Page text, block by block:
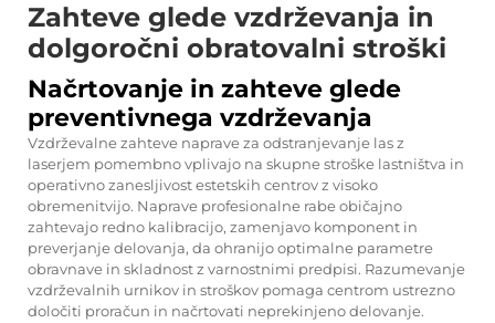
Zahteve glede vzdrževanja in
dolgoročni obratovalni stroški
Načrtovanje in zahteve glede
preventivnega vzdrževanja
Vzdrževalne zahteve naprave za odstranjevanje las z
laserjem pomembno vplivajo na skupne stroške lastništva in
operativno zanesljivost estetskih centrov z visoko
obremenitvijo. Naprave profesionalne rabe običajno
zahtevajo redno kalibracijo, zamenjavo komponent in
preverjanje delovanja, da ohranijo optimalne parametre
obravnave in skladnost z varnostnimi predpisi. Razumevanje
vzdrževalnih urnikov in stroškov pomaga centrom ustrezno
določiti proračun in načrtovati neprekinjeno delovanje.